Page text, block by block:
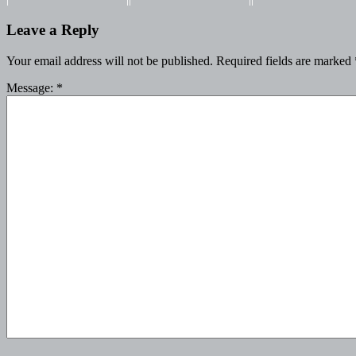
Leave a Reply
Your email address will not be published. Required fields are marked
Message: *